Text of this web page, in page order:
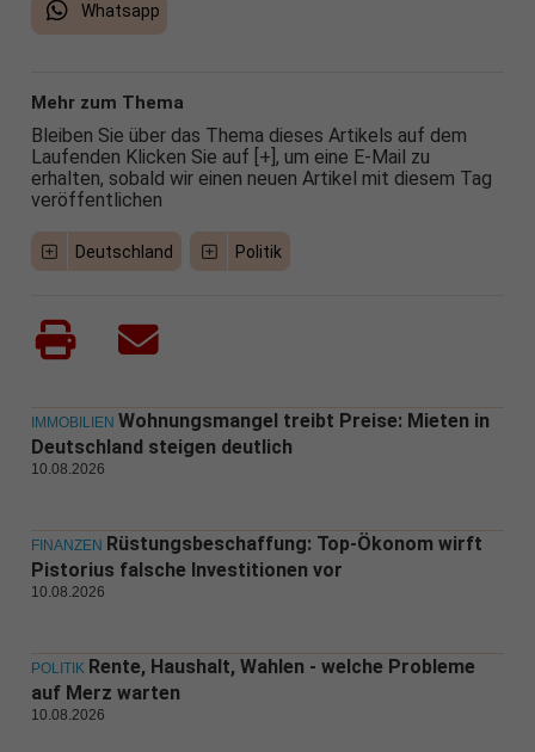
Whatsapp
Mehr zum Thema
Bleiben Sie über das Thema dieses Artikels auf dem
Laufenden Klicken Sie auf [+], um eine E-Mail zu
erhalten, sobald wir einen neuen Artikel mit diesem Tag
veröffentlichen
Deutschland Politik
IMMOBILIEN Wohnungsmangel treibt Preise: Mieten in
Deutschland steigen deutlich
10.08.2026
FINANZEN Rüstungsbeschaffung: Top-Ökonom wirft
Pistorius falsche Investitionen vor
10.08.2026
POLITIK Rente, Haushalt, Wahlen - welche Probleme
auf Merz warten
10.08.2026